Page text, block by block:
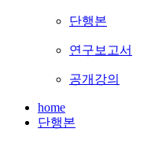
단행본
연구보고서
공개강의
home
단행본